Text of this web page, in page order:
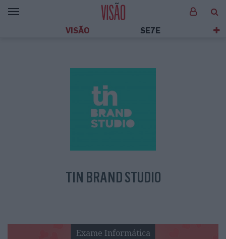
VISÃO SE7E
TIN BRAND STUDIO
Exame Informática